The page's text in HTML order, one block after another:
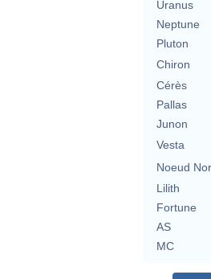
Uranus
Neptune
Pluton
Chiron
Cérès
Pallas
Junon
Vesta
Noeud
Lilith
Fortune
AS
MC